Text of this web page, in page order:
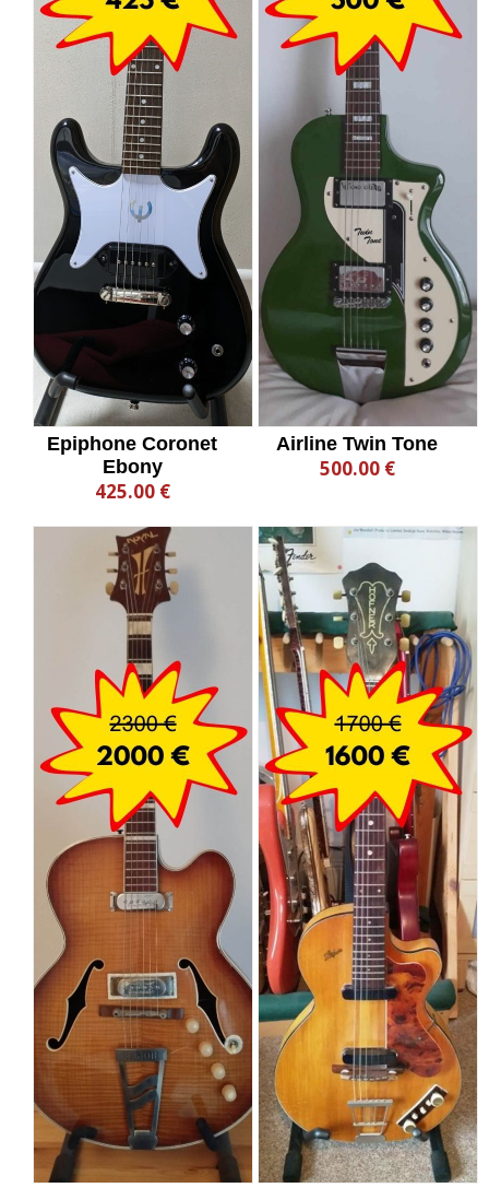
Epiphone Coronet
Ebony
425.00 €
Airline Twin Tone
500.00 €